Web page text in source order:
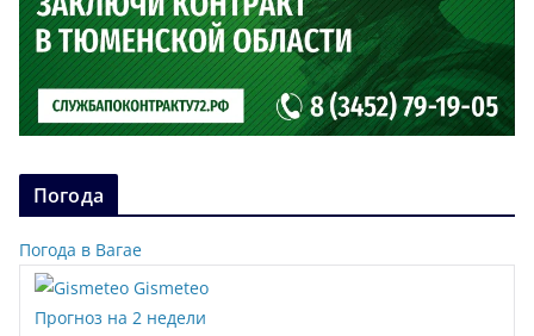
Погода
Погода в Вагае
Gismeteo
Прогноз на 2 недели